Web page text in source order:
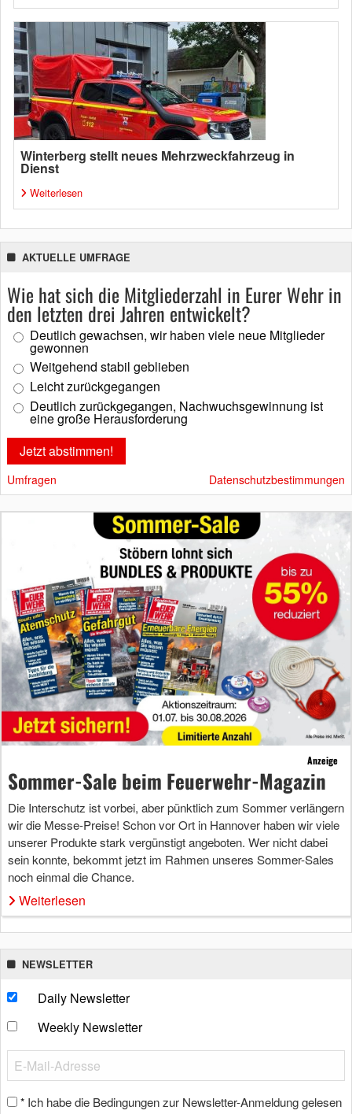
Winterberg stellt neues Mehrzweckfahrzeug in
Dienst
Weiterlesen
AKTUELLE UMFRAGE
Wie hat sich die Mitgliederzahl in Eurer Wehr in
den letzten drei Jahren entwickelt?
Deutlich gewachsen, wir haben viele neue Mitglieder
gewonnen
Weitgehend stabil geblieben
Leicht zurückgegangen
Deutlich zurückgegangen, Nachwuchsgewinnung ist
eine große Herausforderung
Umfragen Datenschutzbestimmungen
Anzeige
Sommer-Sale beim Feuerwehr-Magazin
Die Interschutz ist vorbei, aber pünktlich zum Sommer verlängern
wir die Messe-Preise! Schon vor Ort in Hannover haben wir viele
unserer Produkte stark vergünstigt angeboten. Wer nicht dabei
sein konnte, bekommt jetzt im Rahmen unseres Sommer-Sales
noch einmal die Chance.
Weiterlesen
NEWSLETTER
Daily Newsletter
Weekly Newsletter
* Ich habe die Bedingungen zur Newsletter-Anmeldung gelesen